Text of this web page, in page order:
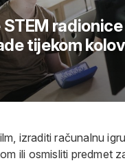
radionice
tijekom
izraditi računalnu
ili osmisliti predmet